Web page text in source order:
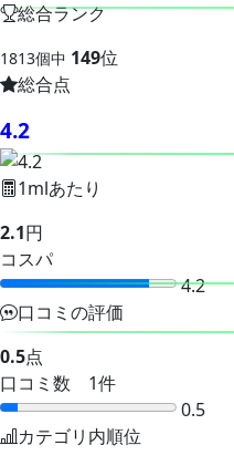
総合ランク
1813個中 149位
総合点
4.2
1mlあたり
2.1円
コスパ
4.2
口コミの評価
0.5点
口コミ数 1件
0.5
カテゴリ内順位